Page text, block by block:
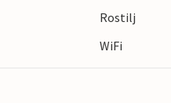
Rostilj
WiFi